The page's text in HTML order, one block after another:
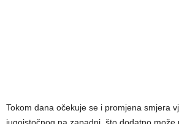
Tokom dana očekuje se i promjena smjera